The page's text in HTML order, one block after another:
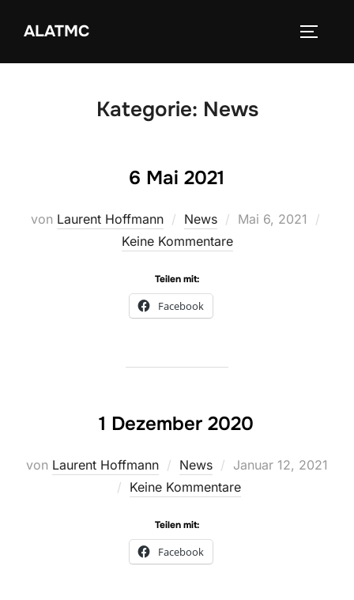
InhaltALATMC
Kategorie: News
6 Mai 2021
von Laurent Hoffmann News
Veröffentlicht
Mai 6, 2021
Keine Kommentare
Teilen mit:
Facebook
1 Dezember 2020
von Laurent Hoffmann News
Veröffentlicht
am
Januar 12, 2021
Keine Kommentare
Teilen mit:
Facebook